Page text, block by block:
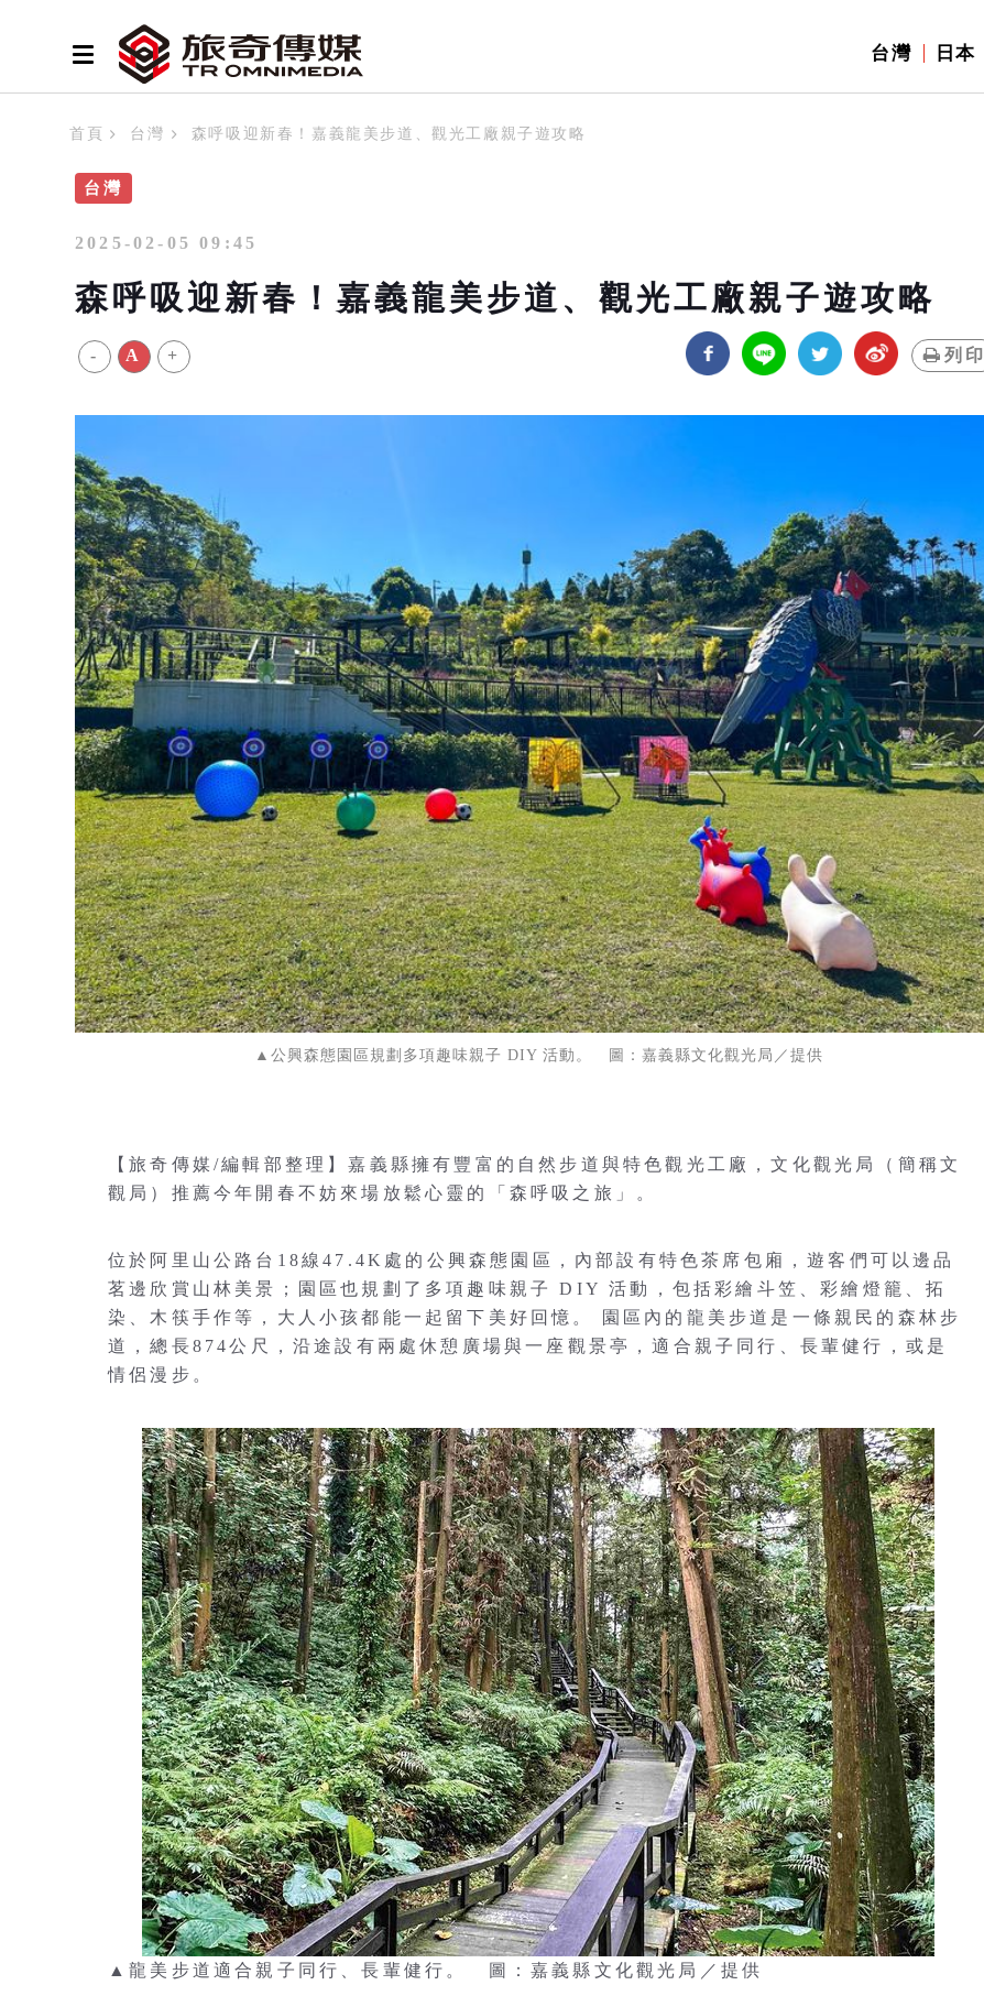
台灣 日本
首頁 台灣 森呼吸迎新春！嘉義龍美步道、觀光工廠親子遊攻略
台灣
2025-02-05 09:45
森呼吸迎新春！嘉義龍美步道、觀光工廠親子遊攻略
- A + 列印
▲公興森態園區規劃多項趣味親子 DIY 活動。 圖：嘉義縣文化觀光局／提供
【旅奇傳媒/編輯部整理】嘉義縣擁有豐富的自然步道與特色觀光工廠，文化觀光局（簡稱文
觀局）推薦今年開春不妨來場放鬆心靈的「森呼吸之旅」。
位於阿里山公路台18線47.4K處的公興森態園區，內部設有特色茶席包廂，遊客們可以邊品
茗邊欣賞山林美景；園區也規劃了多項趣味親子 DIY 活動，包括彩繪斗笠、彩繪燈籠、拓
染、木筷手作等，大人小孩都能一起留下美好回憶。 園區內的龍美步道是一條親民的森林步
道，總長874公尺，沿途設有兩處休憩廣場與一座觀景亭，適合親子同行、長輩健行，或是
情侶漫步。
▲龍美步道適合親子同行、長輩健行。 圖：嘉義縣文化觀光局／提供